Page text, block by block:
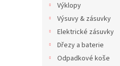
Výklopy
Výsuvy & zásuvky
Elektrické zásuvky
Dřezy a baterie
Odpadkové koše